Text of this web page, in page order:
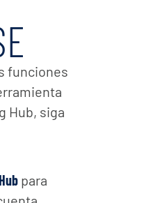
funciones
Hub, siga
para